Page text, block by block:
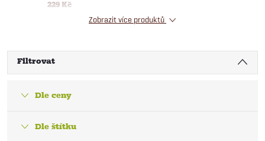
229 Kč
Zobrazit více produktů
Filtrovat
Dle ceny
Dle štítku